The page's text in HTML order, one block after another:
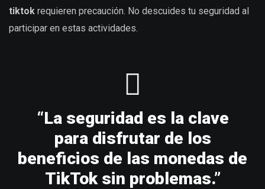
tiktok requieren precaución. No descuides tu seguridad al
participar en estas actividades.
“La seguridad es la clave
para disfrutar de los
beneficios de las monedas de
TikTok sin problemas.”